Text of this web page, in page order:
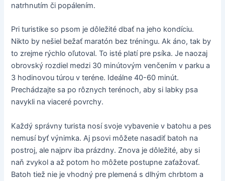
natrhnutím či popálením.
Pri turistike so psom je dôležité dbať na jeho kondíciu.
Nikto by nešiel bežať maratón bez tréningu. Ak áno, tak by
to zrejme rýchlo oľutoval. To isté platí pre psíka. Je naozaj
obrovský rozdiel medzi 30 minútovým venčením v parku a
3 hodinovou túrou v teréne. Ideálne 40-60 minút.
Prechádzajte sa po rôznych terénoch, aby si labky psa
navykli na viaceré povrchy.
Každý správny turista nosí svoje vybavenie v batohu a pes
nemusí byť výnimka. Aj psovi môžete nasadiť batoh na
postroj, ale najprv iba prázdny. Znova je dôležité, aby si
naň zvykol a až potom ho môžete postupne zaťažovať.
Batoh tiež nie je vhodný pre plemená s dlhým chrbtom a